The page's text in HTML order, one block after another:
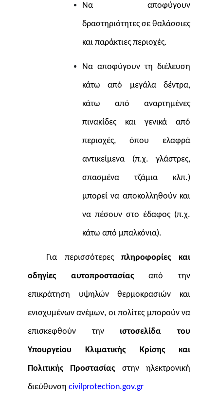
Να αποφύγουν
δραστηριότητες σε θαλάσσιες
και παράκτιες περιοχές.
Να αποφύγουν τη διέλευση
κάτω από μεγάλα δέντρα,
κάτω από αναρτημένες
πινακίδες και γενικά από
περιοχές, όπου ελαφρά
αντικείμενα (π.χ. γλάστρες,
σπασμένα τζάμια κλπ.)
μπορεί να αποκολληθούν και
να πέσουν στο έδαφος (π.χ.
κάτω από μπαλκόνια).
Για περισσότερεςπληροφορίες και
οδηγίες αυτοπροστασίαςαπό την
επικράτηση υψηλών θερμοκρασιών και
ενισχυμένων ανέμων, οι πολίτες μπορούν να
επισκεφθούν την ιστοσελίδα
του
Υπουργείου Κλιματικής Κρίσης και
Πολιτικής Προστασίας στην ηλεκτρονική
διεύθυνση civilprotection.gov.gr